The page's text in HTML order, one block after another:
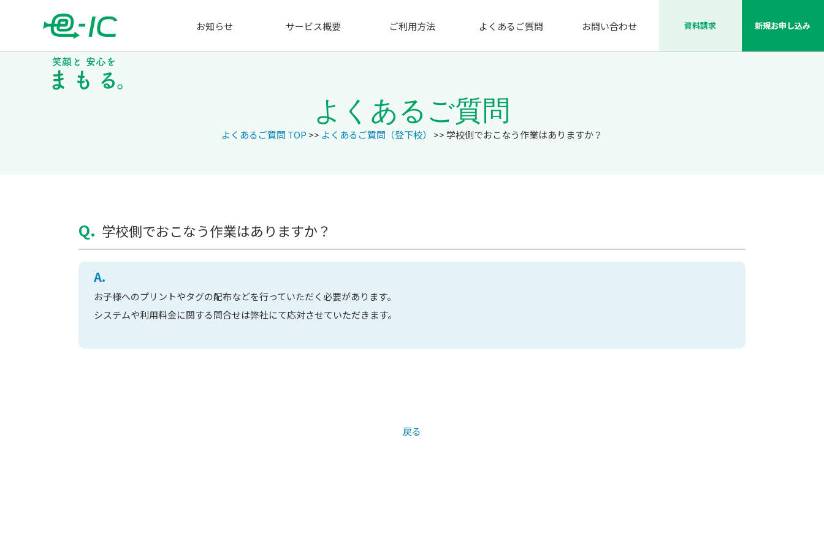
お知らせ サービス概要 ご利用方法 よくあるご質問 お問い合わせ 資料請求 新規お申し込み
よくあるご質問
よくあるご質問 TOP >> よくあるご質問（登下校） >> 学校側でおこなう作業はありますか？
Q. 学校側でおこなう作業はありますか？
A.
お子様へのプリントやタグの配布などを行っていただく必要があります。
システムや利用料金に関する問合せは弊社にて応対させていただきます。
戻る